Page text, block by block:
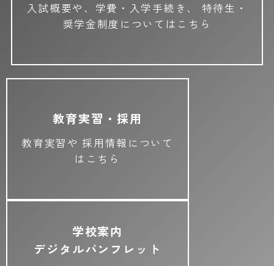
入試概要や、学費・入学手続き、
特待生・
奨学金制度についてはこちら
教育実習・採用
教育実習や 採用情報について
はこちら
学校案内
デジタルパンフレット